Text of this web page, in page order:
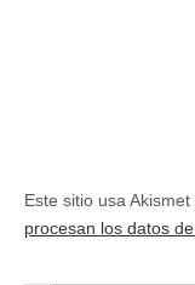
Este sitio usa
procesan los datos